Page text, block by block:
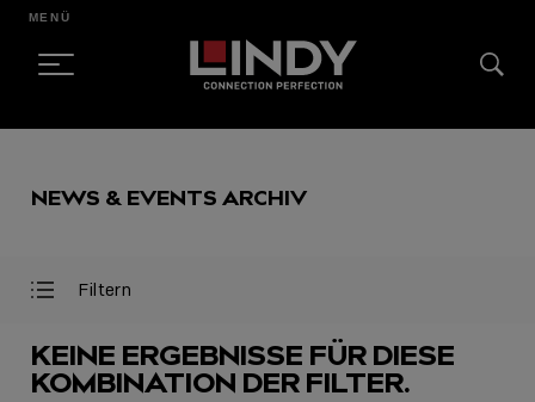
CONTENT
MENÜ
NEWS & EVENTS ARCHIV
Filter
Filter
Filtern
KEINE ERGEBNISSE FÜR DIESE
KOMBINATION DER FILTER.